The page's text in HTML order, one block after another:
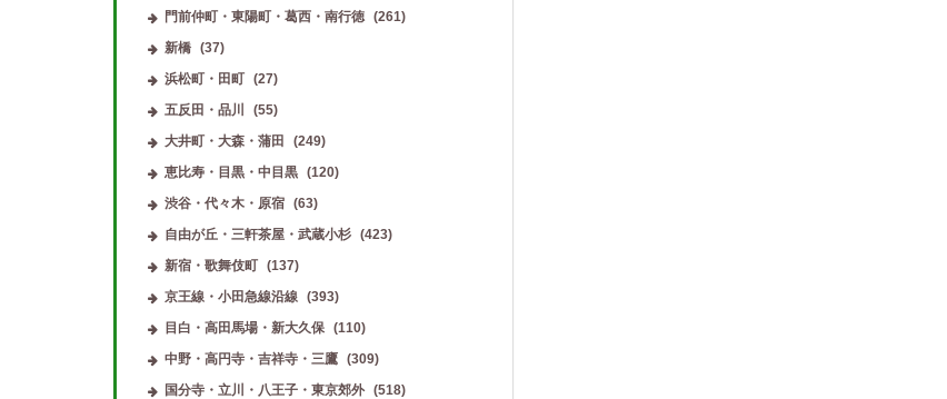
門前仲町・東陽町・葛西・南行徳
(261)
新橋
(37)
浜松町・田町
(27)
五反田・品川
(55)
大井町・大森・蒲田
(249)
恵比寿・目黒・中目黒
(120)
渋谷・代々木・原宿
(63)
自由が丘・三軒茶屋・武蔵小杉
(423)
新宿・歌舞伎町
(137)
京王線・小田急線沿線
(393)
目白・高田馬場・新大久保
(110)
中野・高円寺・吉祥寺・三鷹
(309)
国分寺・立川・八王子・東京郊外
(518)